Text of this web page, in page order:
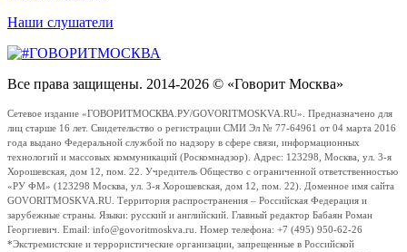
Наши слушатели
Все права защищены. 2014-2026 © «Говорит Москва»
Сетевое издание «ГОВОРИТМОСКВА.РУ/GOVORITMOSKVA.RU». Предназначено для
лиц старше 16 лет. Свидетельство о регистрации СМИ Эл № 77-64961 от 04 марта 2016
года выдано Федеральной службой по надзору в сфере связи, информационных
технологий и массовых коммуникаций (Роскомнадзор). Адрес: 123298, Москва, ул. 3-я
Хорошевская, дом 12, пом. 22. Учредитель Общество с ограниченной ответственностью
«РУ ФМ» (123298 Москва, ул. 3-я Хорошевская, дом 12, пом. 22). Доменное имя сайта
GOVORITMOSKVA.RU. Территория распространения – Российская Федерация и
зарубежные страны. Языки: русский и английский. Главный редактор Бабаян Роман
Георгиевич. Email: info@govoritmoskva.ru. Номер телефона: +7 (495) 950-62-26
*Экстремистские и террористические организации, запрещенные в Российской